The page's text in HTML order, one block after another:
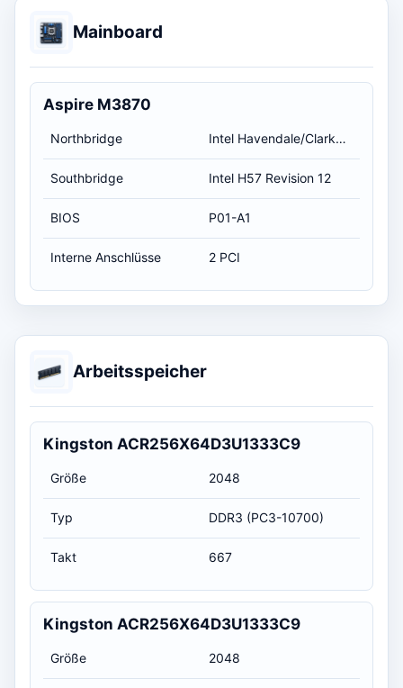
Mainboard
Aspire M3870
Northbridge Intel Havendale/Clarkdale Host Bridge Revision 12
Southbridge Intel H57 Revision 12
BIOS P01-A1
Interne Anschlüsse 2 PCI
Arbeitsspeicher
Kingston ACR256X64D3U1333C9
Größe 2048
Typ DDR3 (PC3-10700)
Takt 667
Kingston ACR256X64D3U1333C9
Größe 2048